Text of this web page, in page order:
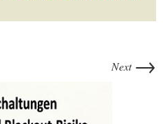
Next →